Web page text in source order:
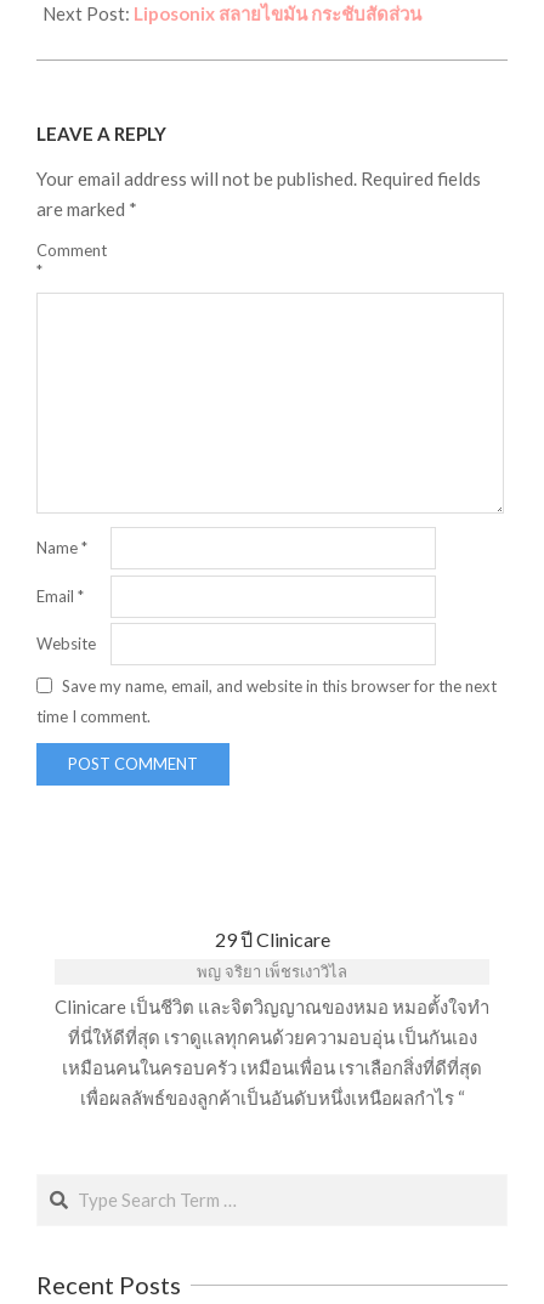
27
Next Post: Liposonix สลายไขมัน กระชับสัดส่วน
LEAVE A REPLY
Your email address will not be published. Required fields
are marked *
Comment
*
Name*
Email *
Website
Save my name, email, and website in this browser for the next
time I comment.
29 ปี Clinicare
พญ จริยา เพ็ชรเงาวิไล
Clinicare เป็นชีวิต และจิตวิญญาณของหมอ หมอตั้งใจทำ
ที่นี่ให้ดีที่สุด เราดูแลทุกคนด้วยความอบอุ่น เป็นกันเอง
เหมือนคนในครอบครัว เหมือนเพื่อน เราเลือกสิ่งที่ดีที่สุด
เพื่อผลลัพธ์ของลูกค้าเป็นอันดับหนึ่งเหนือผลกำไร “
Search
Recent Posts